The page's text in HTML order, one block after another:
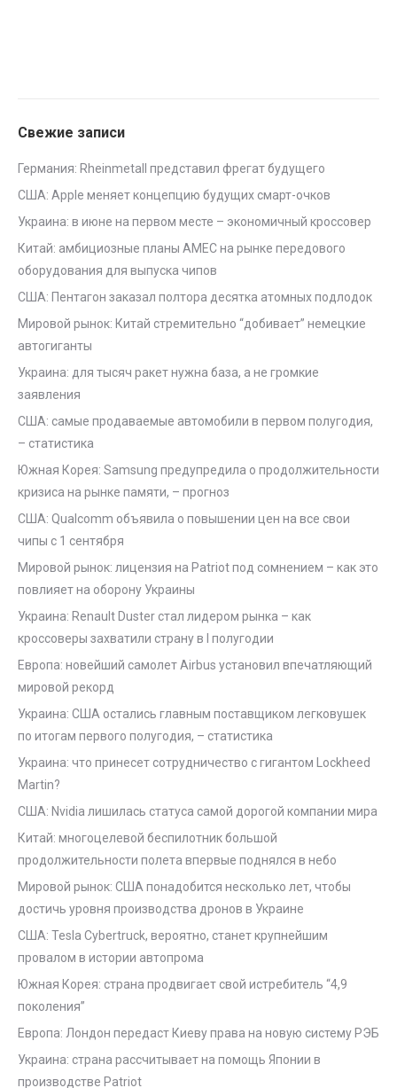
Свежие записи
Германия: Rheinmetall представил фрегат будущего
США: Apple меняет концепцию будущих смарт-очков
Украина: в июне на первом месте – экономичный кроссовер
Китай: амбициозные планы AMEC на рынке передового
оборудования для выпуска чипов
США: Пентагон заказал полтора десятка атомных подлодок
Мировой рынок: Китай стремительно “добивает” немецкие
автогиганты
Украина: для тысяч ракет нужна база, а не громкие
заявления
США: самые продаваемые автомобили в первом полугодия,
– статистика
Южная Корея: Samsung предупредила о продолжительности
кризиса на рынке памяти, – прогноз
США: Qualcomm объявила о повышении цен на все свои
чипы с 1 сентября
Мировой рынок: лицензия на Patriot под сомнением – как это
повлияет на оборону Украины
Украина: Renault Duster стал лидером рынка – как
кроссоверы захватили страну в I полугодии
Европа: новейший самолет Airbus установил впечатляющий
мировой рекорд
Украина: США остались главным поставщиком легковушек
по итогам первого полугодия, – статистика
Украина: что принесет сотрудничество с гигантом Lockheed
Martin?
США: Nvidia лишилась статуса самой дорогой компании мира
Китай: многоцелевой беспилотник большой
продолжительности полета впервые поднялся в небо
Мировой рынок: США понадобится несколько лет, чтобы
достичь уровня производства дронов в Украине
США: Tesla Cybertruck, вероятно, станет крупнейшим
провалом в истории автопрома
Южная Корея: страна продвигает свой истребитель “4,9
поколения”
Европа: Лондон передаст Киеву права на новую систему РЭБ
Украина: страна рассчитывает на помощь Японии в
производстве Patriot